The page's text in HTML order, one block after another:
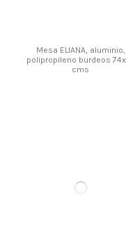
Mesa ELIANA, aluminio,
polipropileno burdeos
cms